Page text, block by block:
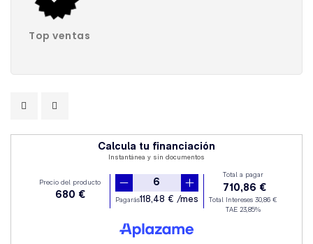
Top ventas